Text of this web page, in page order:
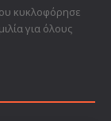
κυκλοφόρησε
για όλους